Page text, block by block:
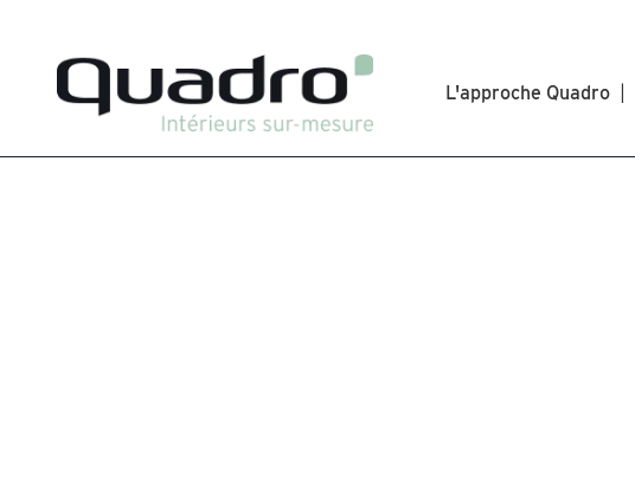
L'approche Quadro